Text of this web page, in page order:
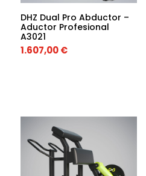
DHZ Dual Pro Abductor –
Aductor Profesional
A3021
1.607,00€